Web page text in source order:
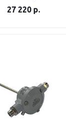
27 220 р.